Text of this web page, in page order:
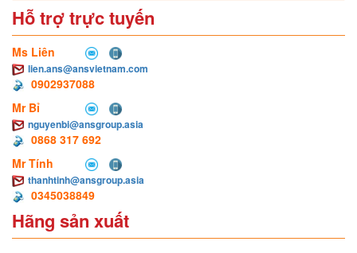
Hỗ trợ trực tuyến
Ms Liên
lien.ans@ansvietnam.com
0902937088
Mr Bỉ
nguyenbi@ansgroup.asia
0868 317 692
Mr Tính
thanhtinh@ansgroup.asia
0345038849
Hãng sản xuất